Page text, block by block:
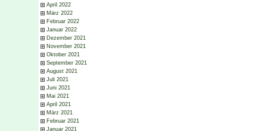
April 2022
März 2022
Februar 2022
Januar 2022
Dezember 2021
November 2021
Oktober 2021
September 2021
August 2021
Juli 2021
Juni 2021
Mai 2021
April 2021
März 2021
Februar 2021
Januar 2021